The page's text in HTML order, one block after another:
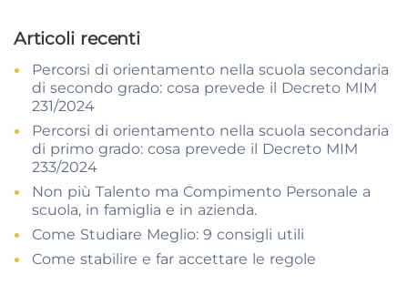
Articoli recenti
Percorsi di orientamento nella scuola secondaria
di secondo grado: cosa prevede il Decreto MIM
231/2024
Percorsi di orientamento nella scuola secondaria
di primo grado: cosa prevede il Decreto MIM
233/2024
Non più Talento ma Compimento Personale a
scuola, in famiglia e in azienda.
Come Studiare Meglio: 9 consigli utili
Come stabilire e far accettare le regole